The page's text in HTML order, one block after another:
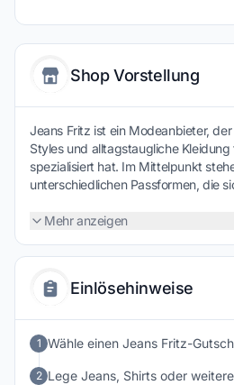
Shop Vorstellung
Jeans Fritz ist ein Modeanbieter,
Styles und alltagstaugliche
spezialisiert hat. Im Mittelpunkt
unterschiedlichen Passformen, die
lassen. Der Onlineshop bietet eine
übersichtlicher Kategorien und
passenden Kleidungsstück
unterstreichen.
Mehr anzeigen
Einlösehinweise
1 Wähle einen Jeans Fritz-
2 Lege Jeans, Shirts oder